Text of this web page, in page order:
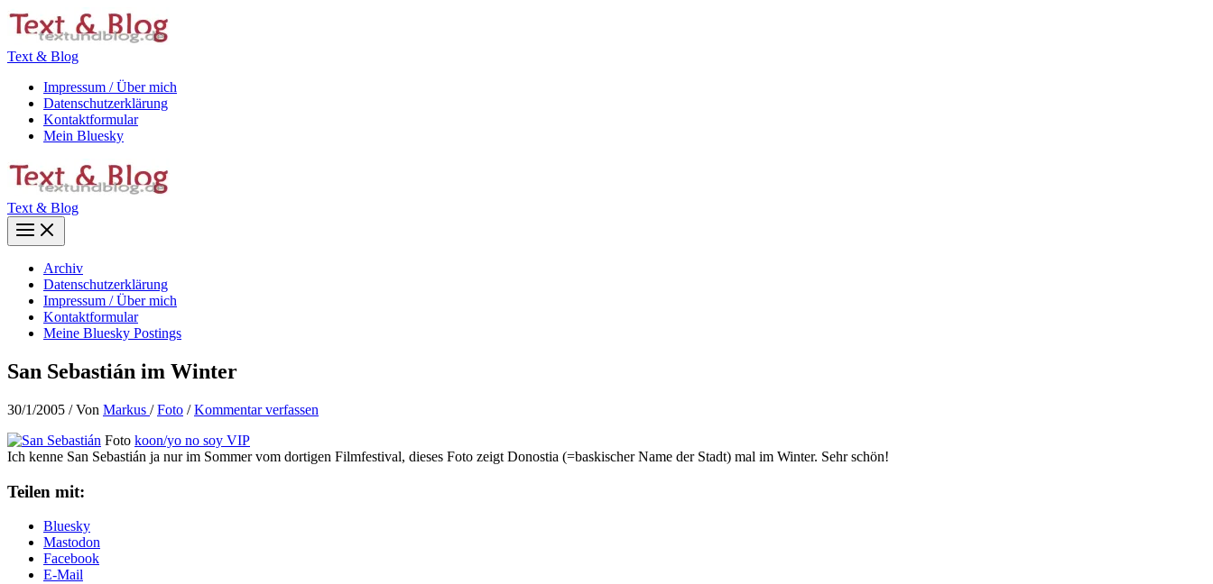
Zum
Inhalt
Text & Blog
Impressum / Über mich
Datenschutzerklärung
Kontaktformular
Mein Bluesky
Text & Blog
Main
Menu
Archiv
Datenschutzerklärung
Impressum / Über mich
Kontaktformular
Meine Bluesky Postings
San Sebastián im Winter
30/1/2005 / Von Markus /Foto /Kommentar verfassen
Foto koon/yo no soy VIP
Ich kenne San Sebastián ja nur im Sommer vom dortigen Filmfestival, dieses Foto zeigt Donostia (=baskischer Name der Stadt) mal im Winter. Sehr schön!
Teilen mit:
Bluesky
Mastodon
Facebook
E-Mail